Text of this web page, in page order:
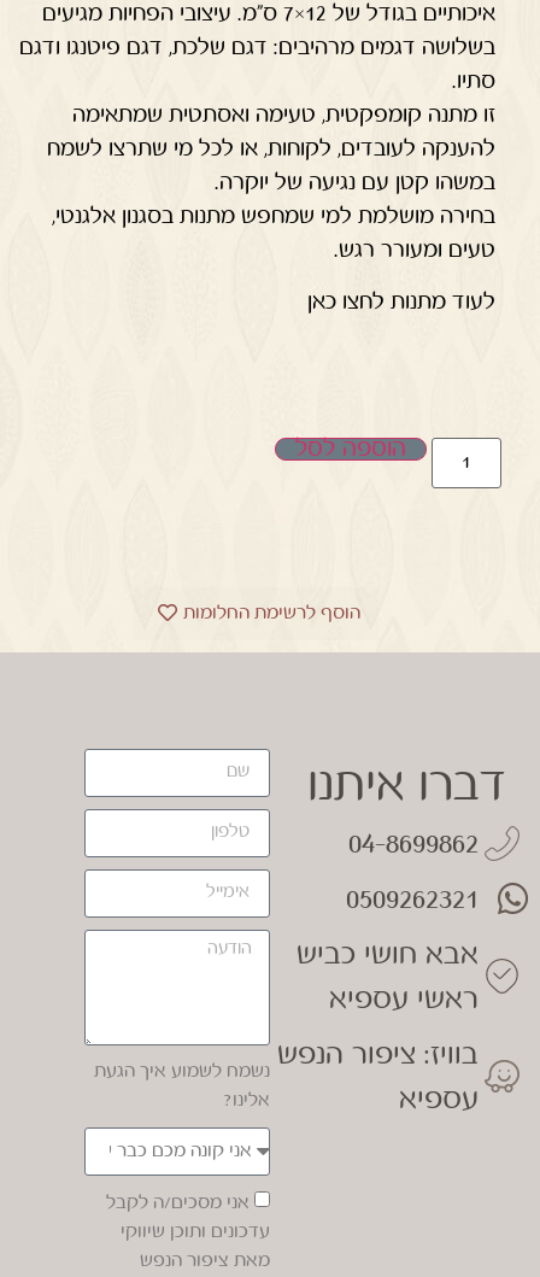
איכותיים בגודל של 12×7 ס"מ. עיצובי הפחיות מגיעים
בשלושה דגמים מרהיבים: דגם שלכת, דגם פיטנגו ודגם
סתיו.
זו מתנה קומפקטית, טעימה ואסתטית שמתאימה
להענקה לעובדים, לקוחות, או לכל מי שתרצו לשמח
במשהו קטן עם נגיעה של יוקרה.
בחירה מושלמת למי שמחפש מתנות בסגנון אלגנטי,
טעים ומעורר רגש.
לעוד מתנות לחצו כאן
הוספה לסל
הוסף לרשימת החלומות
דברו איתנו
04-8699862
0509262321
אבא חושי כביש
ראשי עספיא
בוויז: ציפור הנפש
עספיא
נשמח לשמוע איך הגעת
אלינו?
אני מסכים/ה לקבל
עדכונים ותוכן שיווקי
מאת ציפור הנפש